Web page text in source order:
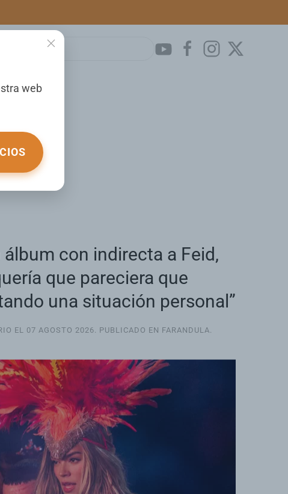
web
álbum con indirecta a Feid,
que pareciera que
una situación personal”
EL 07 AGOSTO 2026 . PUBLICADO EN FARANDULA